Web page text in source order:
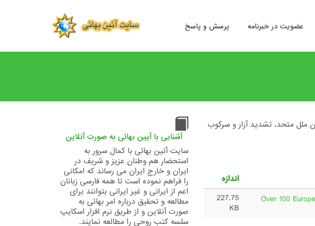
پرسش و پاسخ عضویت در خبرنامه
ملل متحد، تشدید آزار و سرکوب
اندازه
Over 100
227.75
KB
آشنایی با آیین بهائی به صورت آنلاین
سایت آئین بهائی با کمال سرور به
استحضار هم وطنان عزیز و شریف در
ایران و خارج ایران می رساند که امکانی
را فراهم نموده است تا همه فارسی زبانان
اعم از ایرانی و غیر ایرانی بتوانند برای
مطالعه و تحقیق درباره امر بهائی به
صورت آنلاین و از طریق نرم افزار اسکایپ
سلسه کتب روحی را مطالعه نمایند.